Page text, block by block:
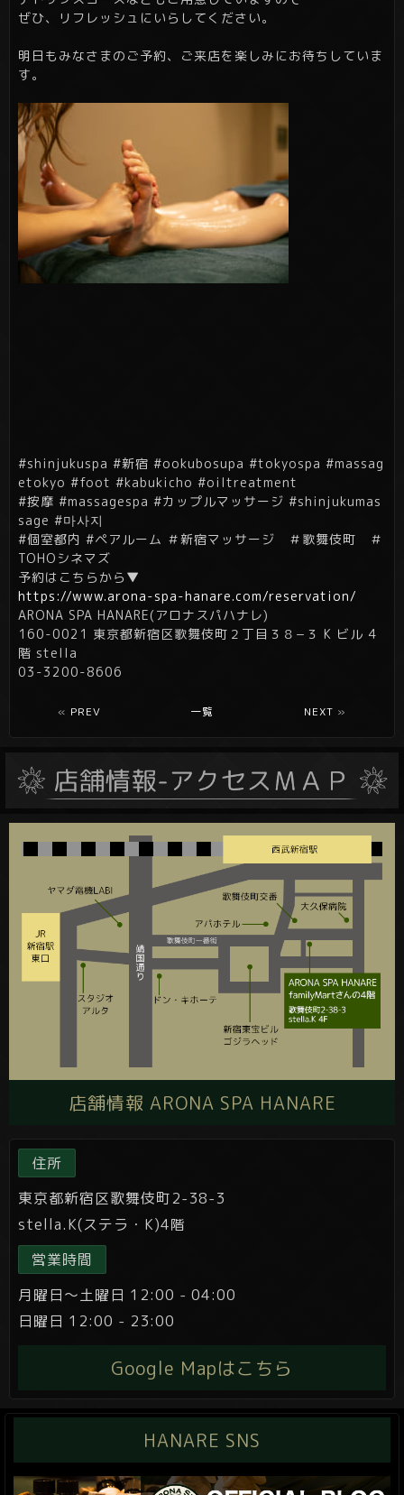
ぜひ、リフレッシュにいらしてください。
明日もみなさまのご予約、ご来店を楽しみにお待ちしていま
す。
#shinjukuspa #新宿 #ookubosupa #tokyospa #massag
etokyo #foot #kabukicho #oiltreatment
#按摩 #massagespa #カップルマッサージ #shinjukumas
sage #마사지
#個室都内 #ペアルーム ＃新宿マッサージ ＃歌舞伎町 ＃
TOHOシネマズ
予約はこちらから▼
https://www.arona-spa-hanare.com/reservation/
ARONA SPA HANARE(アロナスパハナレ)
160-0021 東京都新宿区歌舞伎町２丁目３８−３ K ビル 4
階 stella
03-3200-8606
« PREV 一覧 NEXT »
店舗情報 ARONA SPA HANARE
住所
東京都新宿区歌舞伎町2-38-3
stella.K(ステラ・K)4階
営業時間
月曜日～土曜日 12:00 - 04:00
日曜日 12:00 - 23:00
Google Mapはこちら
HANARE SNS